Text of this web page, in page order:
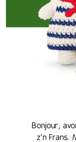
Bonjour,
z’n